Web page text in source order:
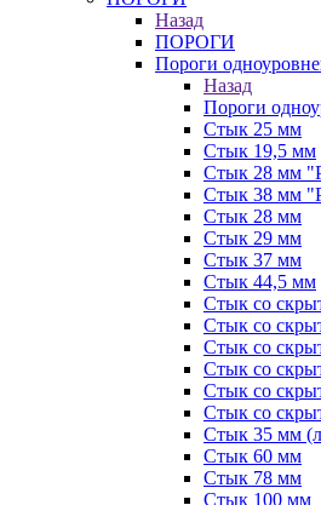
Назад
ПОРОГИ
Пороги
Назад
Пороги
Стык 25 мм
Стык 19,5 мм
Стык 28 мм
Стык 38 мм
Стык 28 мм
Стык 29 мм
Стык 37 мм
Стык 44,5 мм
Стык со
Стык со
Стык со
Стык со
Стык со
Стык со
Стык 35 мм
Стык 60 мм
Стык 78 мм
Стык 100 мм